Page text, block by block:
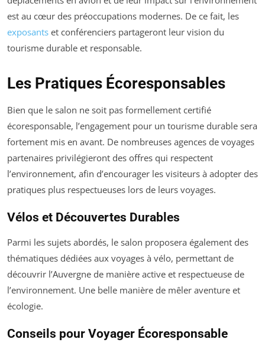
est au cœur des préoccupations modernes. De ce fait, les
exposants et conférenciers partageront leur vision du
tourisme durable et responsable.
Les Pratiques Écoresponsables
Bien que le salon ne soit pas formellement certifié
écoresponsable, l’engagement pour un tourisme durable sera
fortement mis en avant. De nombreuses agences de voyages
partenaires privilégieront des offres qui respectent
l’environnement, afin d’encourager les visiteurs à adopter des
pratiques plus respectueuses lors de leurs voyages.
Vélos et Découvertes Durables
Parmi les sujets abordés, le salon proposera également des
thématiques dédiées aux voyages à vélo, permettant de
découvrir l’Auvergne de manière active et respectueuse de
l’environnement. Une belle manière de mêler aventure et
écologie.
Conseils pour Voyager Écoresponsable